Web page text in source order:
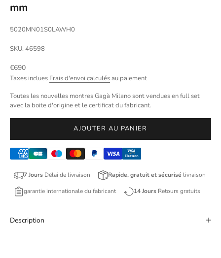
mm
5020MN01S0LAWH0
SKU: 46598
Prix de vente
€690
Taxes inclues Frais d'envoi calculésau paiement
Toutes les nouvelles montres Gagà Milano sont vendues en full set
avec la boite d'origine et le certificat du fabricant.
AJOUTER AU PANIER
7 Jours Délai de livraison Rapide, gratuit et sécurisé livraison
garantie internationale du fabricant 14 Jours Retours gratuits
Description